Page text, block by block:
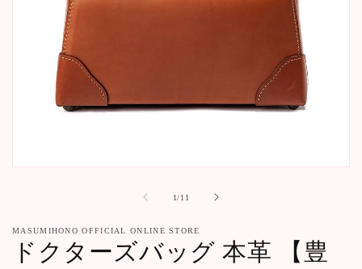
1/
of11
MASUMIHONO OFFICIAL ONLINE STORE
ドクターズバッグ 本革 【豊